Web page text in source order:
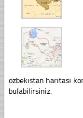
özbekistan haritası
bulabilirsiniz.